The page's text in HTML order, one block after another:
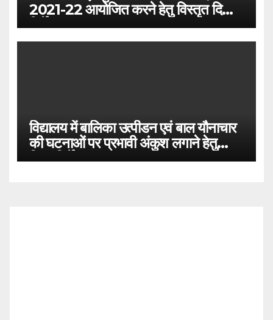
2021-22 आयोजित करने हेतु विस्तृत दिशा-
निर्देश
विद्यालय में बालिका उत्पीडन एवं बाल यौनाचार
की घटनाओं पर प्रभावी अंकुश लगाने हेतु
दिशा-निर्देश